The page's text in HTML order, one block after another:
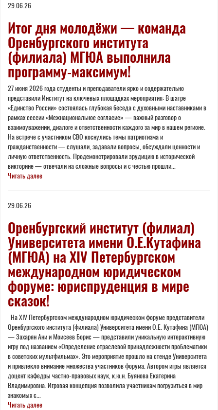
29.06.26
Итог дня молодёжи — команда
Оренбургского института
(филиала) МГЮА выполнила
программу‑максимум!
27 июня 2026 года студенты и преподаватели ярко и содержательно
представили Институт на ключевых площадках мероприятия: В шатре
«Единство России» состоялась глубокая беседа с духовными наставниками в
рамках сессии «Межнациональное согласие» — важный разговор о
взаимоуважении, диалоге и ответственности каждого за мир в нашем регионе.
На встрече с участником СВО коснулись темы патриотизма и
гражданственности — слушали, задавали вопросы, обсуждали ценности и
личную ответственность. Продемонстрировали эрудицию в исторической
викторине — отвечали на сложные вопросы и с честью прошли...
Читать далее
29.06.26
Оренбургский институт (филиал)
Университета имени О.Е.Кутафина
(МГЮА) на XIV Петербургском
международном юридическом
форуме: юриспруденция в мире
сказок!
На XIV Петербургском международном юридическом форуме представители
Оренбургского института (филиала) Университета имени О.Е. Кутафина (МГЮА)
— Захарян Ани и Моисеев Борис — представили уникальную интерактивную
игру под названием «Определение отраслевой принадлежности проблематики
в советских мультфильмах». Это мероприятие прошло на стенде Университета
и привлекло внимание множества участников форума. Автором игры является
доцент кафедры частно-правовых наук, к.ю.н. Буянова Екатерина
Владимировна. Игровая концепция позволила участникам погрузиться в мир
знакомых с...
Читать далее